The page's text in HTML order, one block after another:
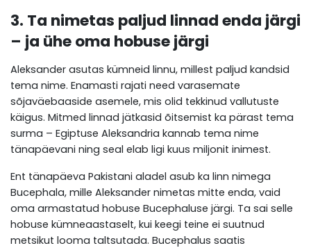
3. Ta nimetas paljud linnad enda järgi
– ja ühe oma hobuse järgi
Aleksander asutas kümneid linnu, millest paljud kandsid
tema nime. Enamasti rajati need varasemate
sõjaväebaaside asemele, mis olid tekkinud vallutuste
käigus. Mitmed linnad jätkasid õitsemist ka pärast tema
surma – Egiptuse Aleksandria kannab tema nime
tänapäevani ning seal elab ligi kuus miljonit inimest.
Ent tänapäeva Pakistani aladel asub ka linn nimega
Bucephala, mille Aleksander nimetas mitte enda, vaid
oma armastatud hobuse Bucephaluse järgi. Ta sai selle
hobuse kümneaastaselt, kui keegi teine ei suutnud
metsikut looma taltsutada. Bucephalus saatis